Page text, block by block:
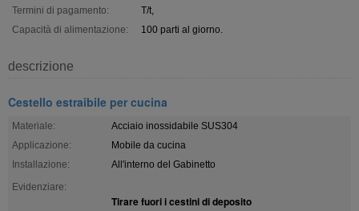
Termini di pagamento:
T/t,
Capacità di alimentazione:
100 parti al giorno.
descrizione
Cestello estraibile per cucina
Materiale:
Acciaio inossidabile SUS304
Applicazione:
Mobile da cucina
Installazione:
All'interno del Gabinetto
Evidenziare:
Tirare fuori i cestini di deposito